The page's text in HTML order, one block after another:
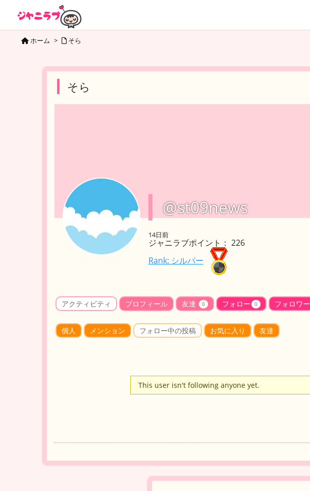
ホーム > そら
そら
@st09news
14日前
ジャニラブポイント： 226
Rank: シルバー
アクティビティ プロフィール 友達 0 フォロー 0 フォロワー
個人 メンション フォロー中の投稿 お気に入り 友達
This user isn't following anyone yet.